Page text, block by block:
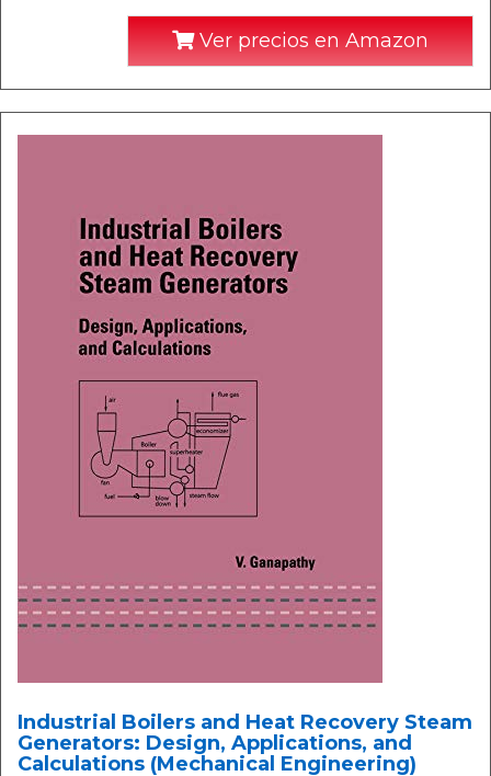
Ver precios en Amazon
Industrial Boilers and Heat Recovery Steam
Generators: Design, Applications, and
Calculations (Mechanical Engineering)